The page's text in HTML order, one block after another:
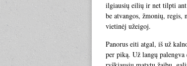
ilgiausių eilių ir net tilpti ant
be atvangos, žmonių,
vietinėj užeigoj.
Panorus eiti atgal, iš už
per piką. Už langų